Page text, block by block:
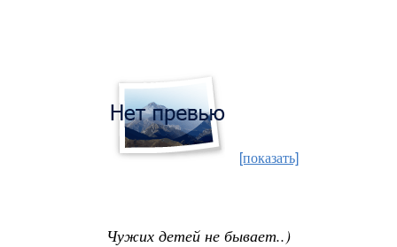
[показать]
Чужих детей не бывает..)